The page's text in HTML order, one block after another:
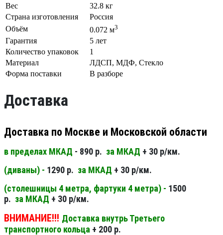
Вес
32.8 кг
Страна изготовления
Россия
Объём
0.072 м3
Гарантия
5 лет
Количество упаковок
1
Материал
ЛДСП, МДФ, Стекло
Форма поставки
В разборе
Доставка
Доставка по Москве и Московской области
в пределах МКАД - 890 р. за МКАД + 30 р/км.
(диваны) - 1290 р. за МКАД + 30 р/км.
(столешницы 4 метра, фартуки 4 метра) - 1500
р. за МКАД + 30 р/км.
ВНИМАНИЕ!!! Доставка внутрь Третьего
транспортного кольца + 200 р.